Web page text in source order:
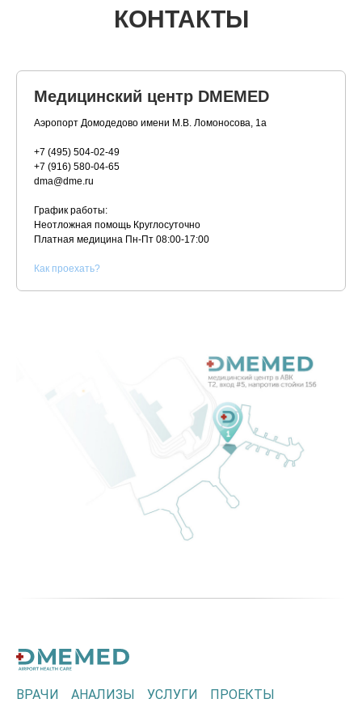
КОНТАКТЫ
Медицинский центр DMEMED
Аэропорт Домодедово имени М.В. Ломоносова, 1а
+7 (495) 504-02-49
+7 (916) 580-04-65
dma@dme.ru
График работы:
Неотложная помощь Круглосуточно
Платная медицина Пн-Пт 08:00-17:00
Как проехать?
ВРАЧИ АНАЛИЗЫ УСЛУГИ ПРОЕКТЫ